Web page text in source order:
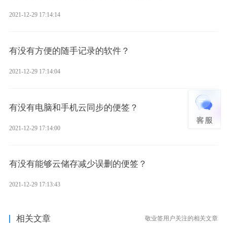
2021-12-29 17:14:14
有没有方便的随手记录的软件？
2021-12-29 17:14:04
有没有电脑和手机云同步的便签？
2021-12-29 17:14:00
有没有能够云储存减少误删的便签？
2021-12-29 17:13:43
相关文章 敬业签用户关注的相关文章